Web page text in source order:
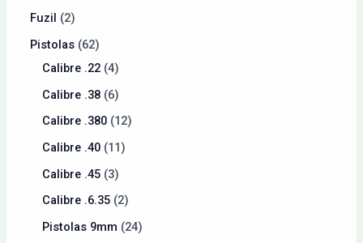
Fuzil
2
Pistolas 62
Calibre .22 4
Calibre .38 6
Calibre .380 12
Calibre .40 11
Calibre .45 3
Calibre .6.35 2
Pistolas 9mm
24